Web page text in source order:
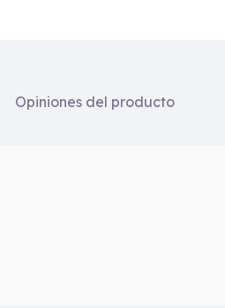
Opiniones del producto